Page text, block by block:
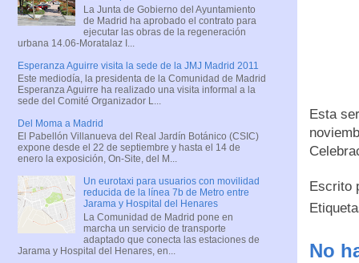
Esta
Escrito
No
La Junta de Gobierno del Ayuntamiento
de Madrid ha aprobado el contrato para
ejecutar las obras de la regeneración
urbana 14.06-Moratalaz I...
Esperanza Aguirre visita la sede de la JMJ Madrid 2011
Este mediodía, la presidenta de la Comunidad de Madrid
Esperanza Aguirre ha realizado una visita informal a la
sede del Comité Organizador L...
Del Moma a Madrid
El Pabellón Villanueva del Real Jardín Botánico (CSIC)
expone desde el 22 de septiembre y hasta el 14 de
enero la exposición, On-Site, del M...
Un eurotaxi para usuarios con movilidad
reducida de la línea 7b de Metro entre
Jarama y Hospital del Henares
La Comunidad de Madrid pone en
marcha un servicio de transporte
adaptado que conecta las estaciones de
Jarama y Hospital del Henares, en...